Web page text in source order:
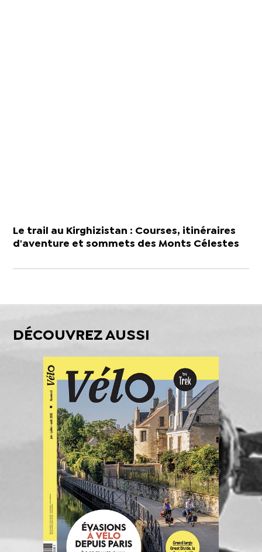
Le trail au Kirghizistan : Courses, itinéraires
d'aventure et sommets des Monts Célestes
DÉCOUVREZ AUSSI